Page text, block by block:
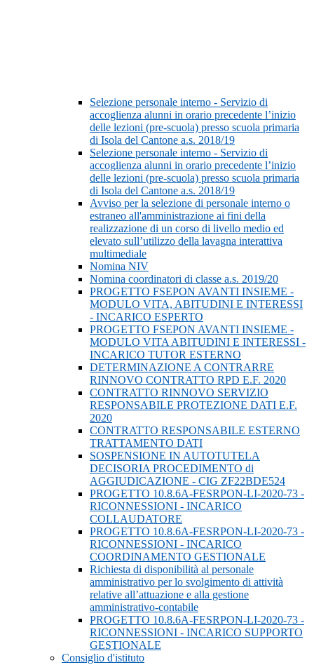
Selezione personale interno - Servizio di
accoglienza alunni in orario precedente l’inizio
delle lezioni (pre-scuola) presso scuola primaria
di Isola del Cantone a.s. 2018/19
Selezione personale interno - Servizio di
accoglienza alunni in orario precedente l’inizio
delle lezioni (pre-scuola) presso scuola primaria
di Isola del Cantone a.s. 2018/19
Avviso per la selezione di personale interno o
estraneo all'amministrazione ai fini della
realizzazione di un corso di livello medio ed
elevato sull’utilizzo della lavagna interattiva
multimediale
Nomina NIV
Nomina coordinatori di classe a.s. 2019/20
PROGETTO FSEPON AVANTI INSIEME -
MODULO VITA, ABITUDINI E INTERESSI
- INCARICO ESPERTO
PROGETTO FSEPON AVANTI INSIEME -
MODULO VITA ABITUDINI E INTERESSI -
INCARICO TUTOR ESTERNO
DETERMINAZIONE A CONTRARRE
RINNOVO CONTRATTO RPD E.F. 2020
CONTRATTO RINNOVO SERVIZIO
RESPONSABILE PROTEZIONE DATI E.F.
2020
CONTRATTO RESPONSABILE ESTERNO
TRATTAMENTO DATI
SOSPENSIONE IN AUTOTUTELA
DECISORIA PROCEDIMENTO di
AGGIUDICAZIONE - CIG ZF22BDE524
PROGETTO 10.8.6A-FESRPON-LI-2020-73 -
RICONNESSIONI - INCARICO
COLLAUDATORE
PROGETTO 10.8.6A-FESRPON-LI-2020-73 -
RICONNESSIONI - INCARICO
COORDINAMENTO GESTIONALE
Richiesta di disponibilità al personale
amministrativo per lo svolgimento di attività
relative all’attuazione e alla gestione
amministrativo-contabile
PROGETTO 10.8.6A-FESRPON-LI-2020-73 -
RICONNESSIONI - INCARICO SUPPORTO
GESTIONALE
Consiglio d'istituto